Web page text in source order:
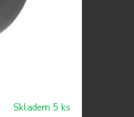
Skladem 5 ks